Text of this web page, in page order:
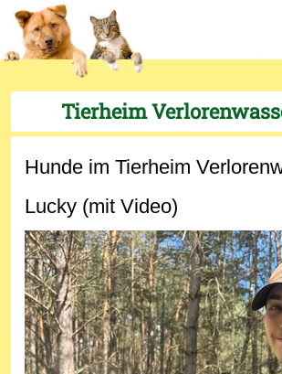
Tierheim
Hunde im Tierheim
Lucky (mit Video)